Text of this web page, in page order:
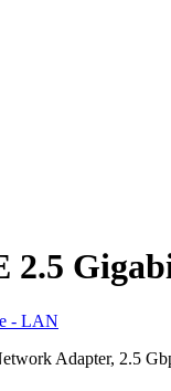
2.5
- LAN
Adapter, 2.5